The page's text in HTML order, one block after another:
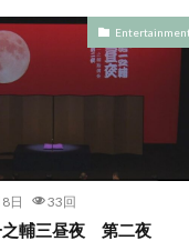
日 33回
之輔三昼夜 第二夜